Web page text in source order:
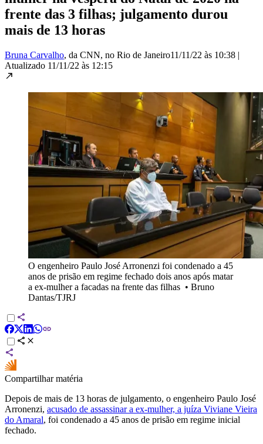
frente das 3 filhas; julgamento durou
mais de 13 horas
Bruna Carvalho, da CNN, no Rio de Janeiro11/11/22 às 10:38 |
Atualizado 11/11/22 às 12:15
O engenheiro Paulo José Arronenzi foi condenado a 45
anos de prisão em regime fechado dois anos após matar
a ex-mulher a facadas na frente das filhas • Bruno
Dantas/TJRJ
Compartilhar matéria
Depois de mais de 13 horas de julgamento, o engenheiro Paulo José
Arronenzi, acusado de assassinar a ex-mulher, a juíza Viviane Vieira
do Amaral, foi condenado a 45 anos de prisão em regime inicial
fechado.